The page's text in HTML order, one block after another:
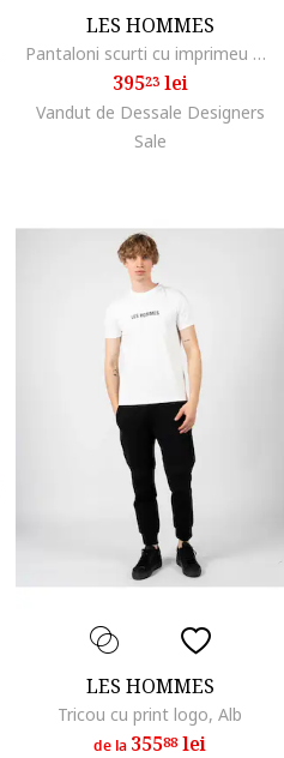
LES HOMMES
Pantaloni scurti cu imprimeu monograma, Alb/Negru
39523lei
Vandut de Dessale Designers
Sale
LES HOMMES
Tricou cu print logo, Alb
de la 35588 lei